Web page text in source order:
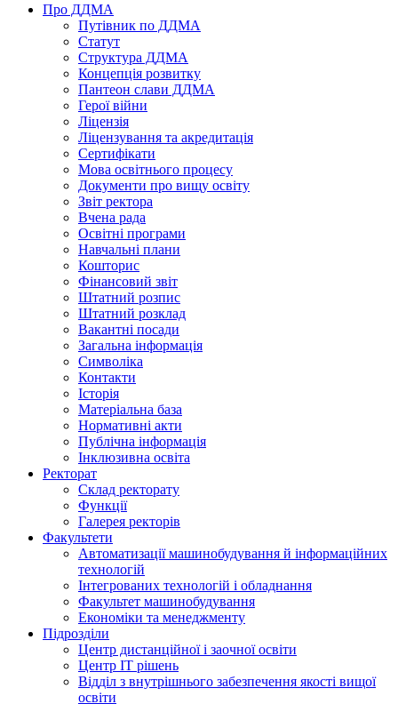
Про ДДМА
Путівник по ДДМА
Статут
Структура ДДМА
Концепція розвитку
Пантеон слави ДДМА
Герої війни
Ліцензія
Ліцензування та акредитація
Сертифікати
Мова освітнього процесу
Документи про вищу освіту
Звіт ректора
Вчена рада
Освітні програми
Навчальні плани
Кошторис
Фінансовий звіт
Штатний розпис
Штатний розклад
Вакантні посади
Загальна інформація
Символіка
Контакти
Історія
Матеріальна база
Нормативні акти
Публічна інформація
Інклюзивна освіта
Ректорат
Склад ректорату
Функції
Галерея ректорів
Факультети
Автоматизації машинобудування й інформаційних
технологій
Інтегрованих технологій і обладнання
Факультет машинобудування
Економіки та менеджменту
Підрозділи
Центр дистанційної і заочної освіти
Центр ІТ рішень
Відділ з внутрішнього забезпечення якості вищої
освіти